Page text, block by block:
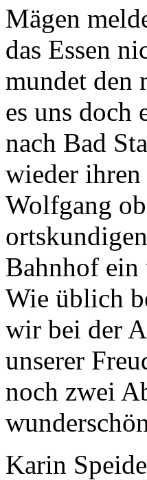
Mägen
das Essen
mundet den
es uns doch
nach Bad
wieder
Wolfgang
Bahnhof
Wie üblich
wir bei der
unserer
noch zwei
Karin